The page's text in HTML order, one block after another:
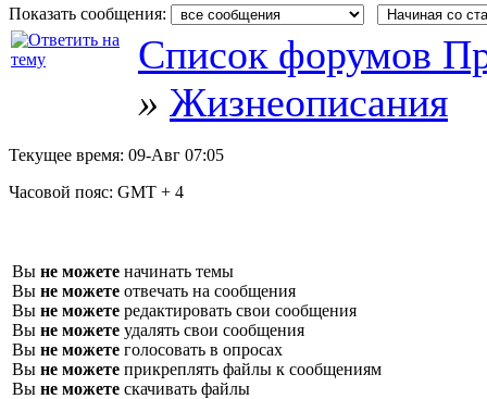
Показать сообщения:
Список форумов
» Жизнеописания
Текущее время: 09-Авг 07:05
Часовой пояс: GMT + 4
Вы не можете начинать темы
Вы не можете отвечать на сообщения
Вы не можете редактировать свои сообщения
Вы не можете удалять свои сообщения
Вы не можете голосовать в опросах
Вы не можете прикреплять файлы к сообщениям
Вы не можете скачивать файлы